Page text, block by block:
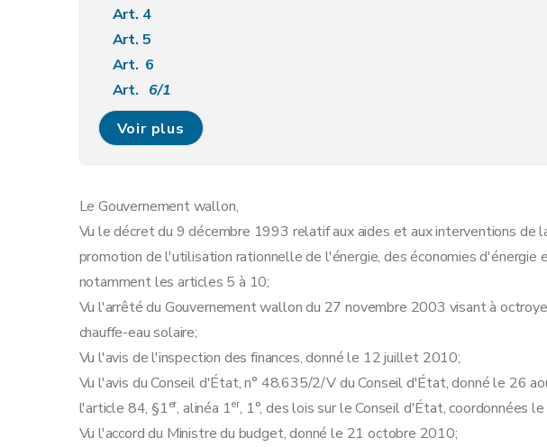
Art. 4
Art. 5
Art. 6
Art. 6/1
Art. 7
Art. 8
Art. 10
Chapitre V Disposition abrogatoire
Art. 11
Chapitre VI Dispositions transitoires et finales
Art. 12
Art. 13
Art. 14
Art. 15
Art. 16
Voir plus
Le Gouvernement wallon,
Vu le décret du 9 décembre 1993 relatif aux aides et aux interventions de
promotion de l'utilisation rationnelle de l'énergie, des économies d'énergie
notamment les articles 5 à 10;
Vu l'arrêté du Gouvernement wallon du 27 novembre 2003 visant à
chauffe-eau solaire;
Vu l'avis de l'inspection des finances, donné le 12 juillet 2010;
Vu l'avis du Conseil d'État, n° 48.635/2/V du Conseil d'État, donné le 26
l'article 84, §1er, alinéa 1er, 1°, des lois sur le Conseil d'État, coordonnées
Vu l'accord du Ministre du budget, donné le 21 octobre 2010;